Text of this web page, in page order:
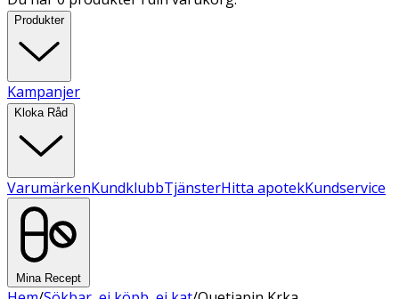
Produkter
Kampanjer
Kloka Råd
VarumärkenKundklubbTjänsterHitta apotekKundservice
Mina Recept